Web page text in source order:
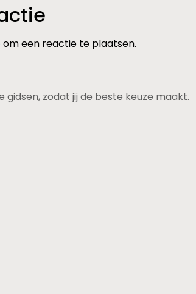
om een reactie te plaatsen.
zodat jij de beste keuze maakt.